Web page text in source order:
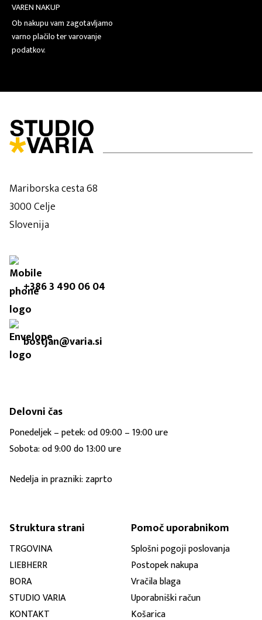
VAREN NAKUP
Ob nakupu vam zagotavljamo
varno plačilo ter varovanje
podatkov.
Mariborska cesta 68
3000 Celje
Slovenija
+386 3 490 06 04
bostjan@varia.si
Delovni čas
Ponedeljek – petek: od 09:00 – 19:00 ure
Sobota: od 9:00 do 13:00 ure
Nedelja in prazniki: zaprto
Struktura strani
TRGOVINA
LIEBHERR
BORA
STUDIO VARIA
KONTAKT
Pomoč uporabnikom
Splošni pogoji poslovanja
Postopek nakupa
Vračila blaga
Uporabniški račun
Košarica